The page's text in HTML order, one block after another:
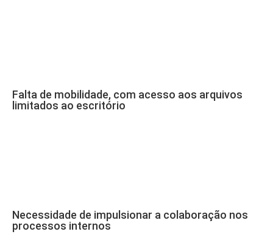
Falta de mobilidade, com acesso aos arquivos
limitados ao escritório
Necessidade de impulsionar a colaboração nos
processos internos